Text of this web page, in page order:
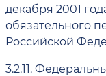
декабря 2001
обязательного
Российской
3.2.11.